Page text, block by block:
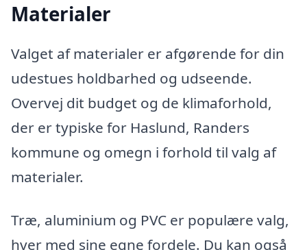
Materialer
Valget af materialer er afgørende for din
udestues holdbarhed og udseende.
Overvej dit budget og de klimaforhold,
der er typiske for Haslund, Randers
kommune og omegn i forhold til valg af
materialer.
Træ, aluminium og PVC er populære valg,
hver med sine egne fordele. Du kan også